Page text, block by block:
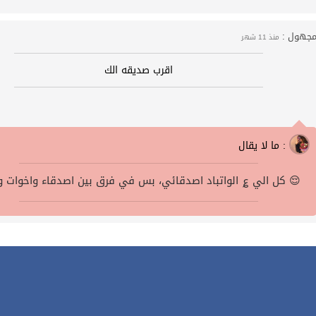
مجهول : منذ 11 شهر
اقرب صديقه الك
ما لا يقال :
كل الي ؏ الواتباد اصدقائي، بس في فرق بين اصدقاء واخوات وصلت 😌